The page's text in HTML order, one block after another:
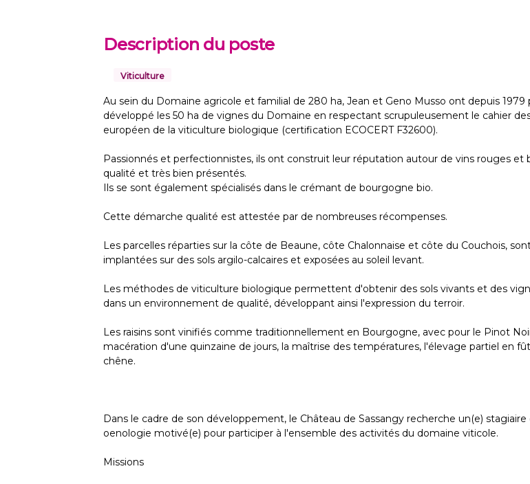
Description du poste
Viticulture
Au sein du Domaine agricole et familial de 280 ha, Jean et Geno Musso ont depuis 1979
développé les 50 ha de vignes du Domaine en respectant scrupuleusement le cahier
européen de la viticulture biologique (certification ECOCERT F32600).
Passionnés et perfectionnistes, ils ont construit leur réputation autour de vins rouges et
qualité et très bien présentés.
Ils se sont également spécialisés dans le crémant de bourgogne bio.
Cette démarche qualité est attestée par de nombreuses récompenses.
Les parcelles réparties sur la côte de Beaune, côte Chalonnaise et côte du Couchois,
implantées sur des sols argilo-calcaires et exposées au soleil levant.
Les méthodes de viticulture biologique permettent d'obtenir des sols vivants et des
dans un environnement de qualité, développant ainsi l'expression du terroir.
Les raisins sont vinifiés comme traditionnellement en Bourgogne, avec pour le Pinot
macération d'une quinzaine de jours, la maîtrise des températures, l'élevage partiel en
chêne.
Dans le cadre de son développement, le Château de Sassangy recherche un(e) stagiaire
oenologie motivé(e) pour participer à l'ensemble des activités du domaine viticole.
Missions